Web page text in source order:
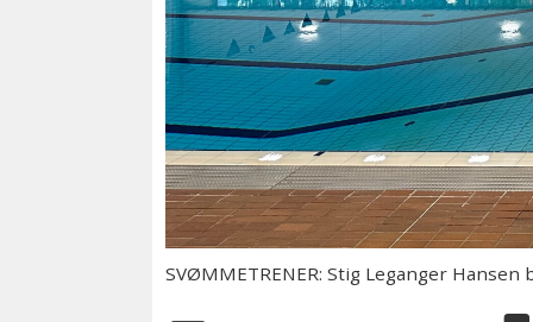
SVØMMETRENER: Stig Leganger